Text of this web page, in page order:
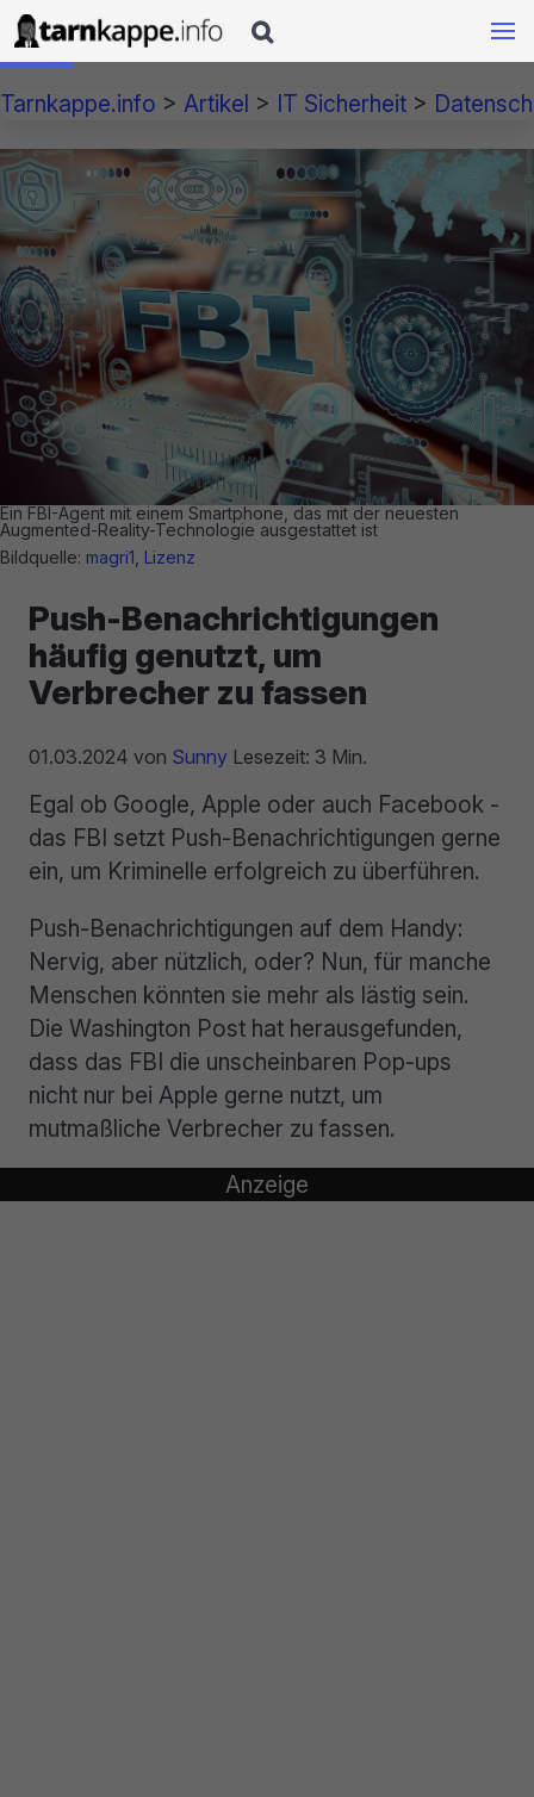

Tarnkappe.info > Artikel > IT Sicherheit >
Ein FBI-Agent mit einem Smartphone, das mit der neuesten
Augmented-Reality-Technologie ausgestattet ist
Bildquelle: magri1 Lizenz
Push-Benachrichtigungen
häufig genutzt, um
Verbrecher zu fassen
01.03.2024 von Sunny Lesezeit: 3 Min.
Egal ob Google, Apple oder auch Facebook -
das FBI setzt Push-Benachrichtigungen gerne
ein, um Kriminelle erfolgreich zu überführen.
Push-Benachrichtigungen auf dem Handy:
Nervig, aber nützlich, oder? Nun, für manche
Menschen könnten sie mehr als lästig sein.
Die Washington Post hat herausgefunden,
dass das FBI die unscheinbaren Pop-ups
nicht nur bei Apple gerne nutzt, um
mutmaßliche Verbrecher zu fassen.